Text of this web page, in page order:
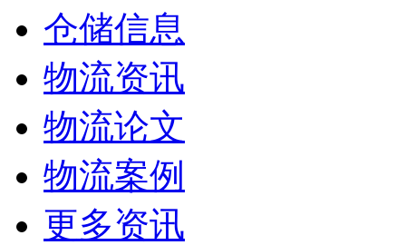
仓储信息
物流资讯
物流论文
物流案例
更多资讯